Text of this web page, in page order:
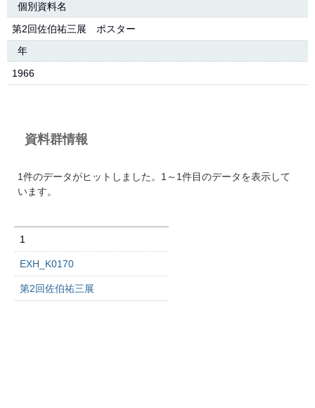
個別資料名
第2回佐伯祐三展 ポスター
年
1966
資料群情報
1件のデータがヒットしました。1～1件目のデータを表示して
います。
1
EXH_K0170
第2回佐伯祐三展